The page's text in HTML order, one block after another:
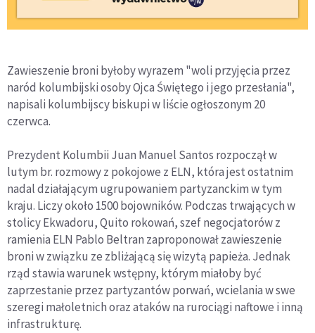
Zawieszenie broni byłoby wyrazem "woli przyjęcia przez
naród kolumbijski osoby Ojca Świętego i jego przesłania",
napisali kolumbijscy biskupi w liście ogłoszonym 20
czerwca.
Prezydent Kolumbii Juan Manuel Santos rozpoczął w
lutym br. rozmowy z pokojowe z ELN, która jest ostatnim
nadal działającym ugrupowaniem partyzanckim w tym
kraju. Liczy około 1500 bojowników. Podczas trwających w
stolicy Ekwadoru, Quito rokowań, szef negocjatorów z
ramienia ELN Pablo Beltran zaproponował zawieszenie
broni w związku ze zbliżającą się wizytą papieża. Jednak
rząd stawia warunek wstępny, którym miałoby być
zaprzestanie przez partyzantów porwań, wcielania w swe
szeregi małoletnich oraz ataków na rurociągi naftowe i inną
infrastrukturę.